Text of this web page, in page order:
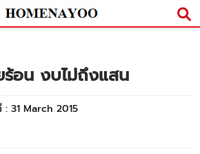
ร้อน งบไม่ถึงแสน
31 March 2015